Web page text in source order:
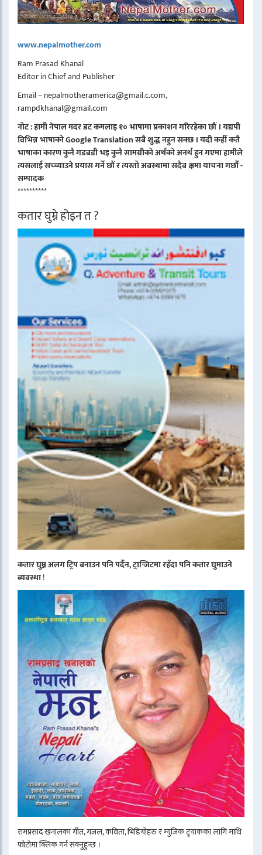
www.nepalmother.com
Ram Prasad Khanal
Editor in Chief and Publisher
Email – nepalmotheramerica@gmail.c.com,
rampdkhanal@gmail.com
नोट : हामी नेपाल मदर डट कमलाइ १० भाषामा प्रकाशन गरिरहेका छौं । यद्यपी
विभिन्न भाषाको Google Translation सबै शुद्ध नहुन सक्छ । यदी कहीं कतै
भाषाका कारण कुनै गडबडी भइ कुनै सामग्रीको अर्थको अनर्थ हुन गएमा हामीले
त्यसलाई सच्च्याउने प्रयास गर्ने छौं र त्यस्तो अबस्थामा सदैब क्षमा याचना गर्छौं -
सम्पादक
**********
कतार घुम्ने होइन त ?
कतार घुम्न अलग ट्रिप बनाउन पनि पर्दैन, ट्रान्जिटमा रहँदा पनि कतार घुमाउने
ब्यबस्था!
रामप्रसाद खनालका गीत, गजल, कविता, भिडियोहरु र म्युजिक ट्र्याकका लागि माथि
फोटोमा क्लिक गर्न सक्नुहुन्छ ।